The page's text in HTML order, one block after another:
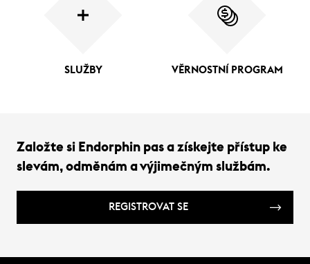
SLUŽBY VĚRNOSTNÍ PROGRAM
Založte si Endorphin pas a získejte přístup ke
slevám, odměnám a výjimečným službám.
REGISTROVAT SE